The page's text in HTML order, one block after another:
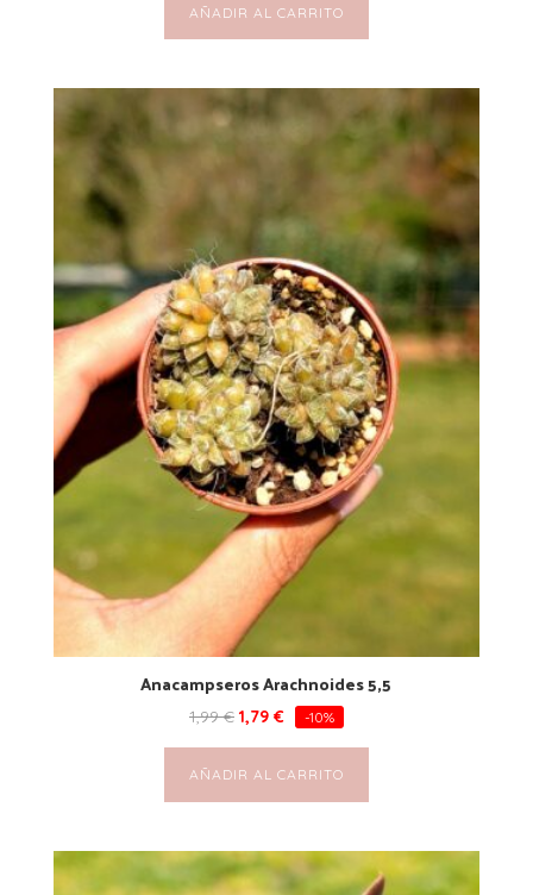
AÑADIR AL CARRITO
Anacampseros Arachnoides 5,5
1,99€ 1,79 € -10%
AÑADIR AL CARRITO